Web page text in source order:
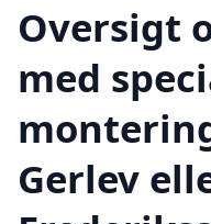
Oversigt
med
Gerlev